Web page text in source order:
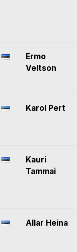
Ermo
Veltson
Karol Pert
Kauri
Tammai
Allar Heina